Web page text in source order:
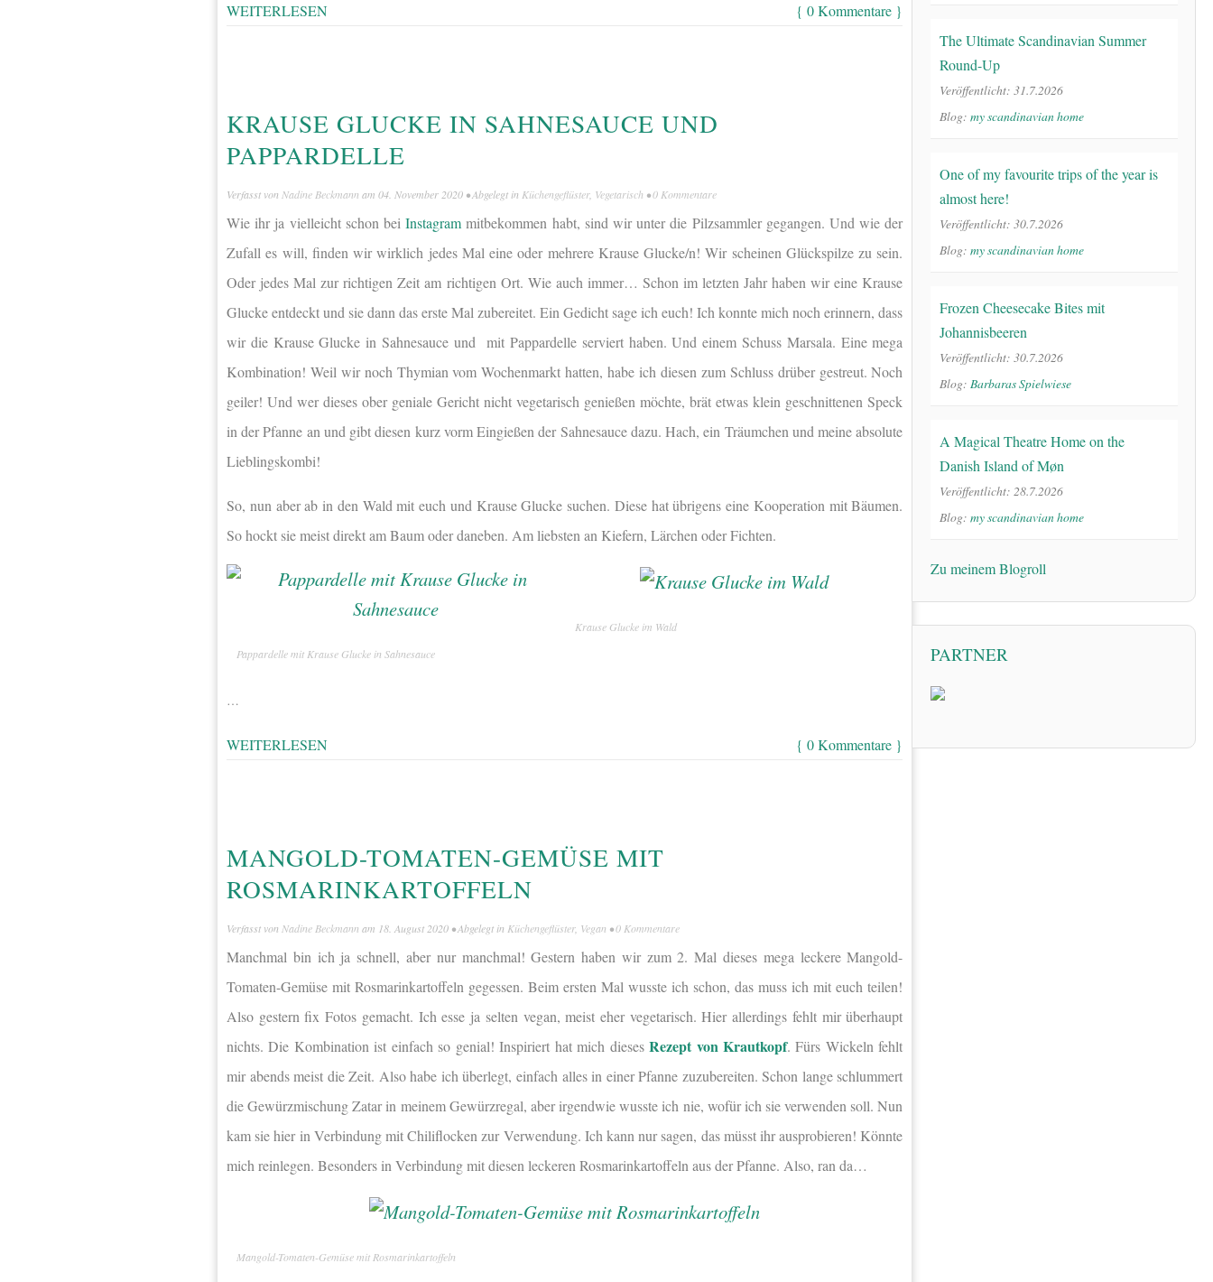
WEITERLESEN { 0 Kommentare }
KRAUSE GLUCKE IN SAHNESAUCE UND
PAPPARDELLE
Verfasst von Nadine Beckmann am 04. November 2020 • Abgelegt in Küchengeflüster, Vegetarisch •0 Kommentare
Wie ihr ja vielleicht schon beiInstagram mitbekommen habt, sind wir unter die Pilzsammler gegangen. Und wie der
Zufall es will, finden wir wirklich jedes Mal eine oder mehrere Krause Glucke/n! Wir scheinen Glückspilze zu sein.
Oder jedes Mal zur richtigen Zeit am richtigen Ort. Wie auch immer… Schon im letzten Jahr haben wir eine Krause
Glucke entdeckt und sie dann das erste Mal zubereitet. Ein Gedicht sage ich euch! Ich konnte mich noch erinnern, dass
wir die Krause Glucke in Sahnesauce und mit Pappardelle serviert haben. Und einem Schuss Marsala. Eine mega
Kombination! Weil wir noch Thymian vom Wochenmarkt hatten, habe ich diesen zum Schluss drüber gestreut. Noch
geiler! Und wer dieses ober geniale Gericht nicht vegetarisch genießen möchte, brät etwas klein geschnittenen Speck
in der Pfanne an und gibt diesen kurz vorm Eingießen der Sahnesauce dazu. Hach, ein Träumchen und meine absolute
Lieblingskombi!
So, nun aber ab in den Wald mit euch und Krause Glucke suchen. Diese hat übrigens eine Kooperation mit Bäumen.
So hockt sie meist direkt am Baum oder daneben. Am liebsten an Kiefern, Lärchen oder Fichten.
Pappardelle mit Krause Glucke in Sahnesauce
Krause Glucke im Wald
…
WEITERLESEN { 0 Kommentare }
MANGOLD-TOMATEN-GEMÜSE MIT
ROSMARINKARTOFFELN
Verfasst von Nadine Beckmann am 18. August 2020 • Abgelegt in Küchengeflüster, Vegan •0 Kommentare
Manchmal bin ich ja schnell, aber nur manchmal! Gestern haben wir zum 2. Mal dieses mega leckere Mangold-
Tomaten-Gemüse mit Rosmarinkartoffeln gegessen. Beim ersten Mal wusste ich schon, das muss ich mit euch teilen!
Also gestern fix Fotos gemacht. Ich esse ja selten vegan, meist eher vegetarisch. Hier allerdings fehlt mir überhaupt
nichts. Die Kombination ist einfach so genial! Inspiriert hat mich diesesRezept von Krautkopf. Fürs Wickeln fehlt
mir abends meist die Zeit. Also habe ich überlegt, einfach alles in einer Pfanne zuzubereiten. Schon lange schlummert
die Gewürzmischung Zatar in meinem Gewürzregal, aber irgendwie wusste ich nie, wofür ich sie verwenden soll. Nun
kam sie hier in Verbindung mit Chiliflocken zur Verwendung. Ich kann nur sagen, das müsst ihr ausprobieren! Könnte
mich reinlegen. Besonders in Verbindung mit diesen leckeren Rosmarinkartoffeln aus der Pfanne. Also, ran da…
Mangold-Tomaten-Gemüse mit Rosmarinkartoffeln
The Ultimate Scandinavian Summer
Round-Up
Veröffentlicht: 31.7.2026
Blog: my scandinavian home
One of my favourite trips of the year is
almost here!
Veröffentlicht: 30.7.2026
Blog: my scandinavian home
Frozen Cheesecake Bites mit
Johannisbeeren
Veröffentlicht: 30.7.2026
Blog: Barbaras Spielwiese
A Magical Theatre Home on the
Danish Island of Møn
Veröffentlicht: 28.7.2026
Blog: my scandinavian home
Zu meinem Blogroll
PARTNER